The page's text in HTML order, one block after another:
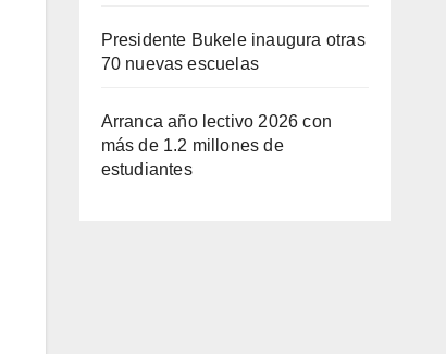
Presidente Bukele inaugura otras
70 nuevas escuelas
Arranca año lectivo 2026 con
más de 1.2 millones de
estudiantes